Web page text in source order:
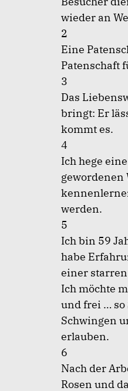
wieder an
2
Eine
Patenschaft
3
Das
bringt: Er
kommt es.
4
Ich hege
gewordenen
werden.
5
Ich bin 59
habe
einer
Ich möchte
und frei … so
Schwingen
erlauben.
6
Nach der
Rosen und